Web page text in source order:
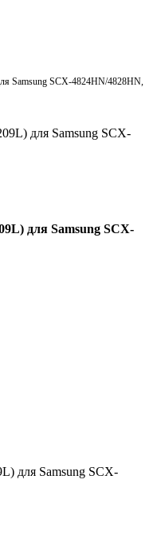
Samsung SCX-4824HN/4828HN,
для Samsung SCX-
для Samsung SCX-